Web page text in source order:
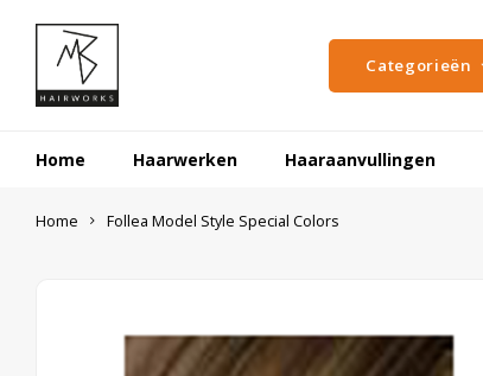
Categorieën
Home Haarwerken Haaraanvullingen
Home Follea Model Style Special Colors